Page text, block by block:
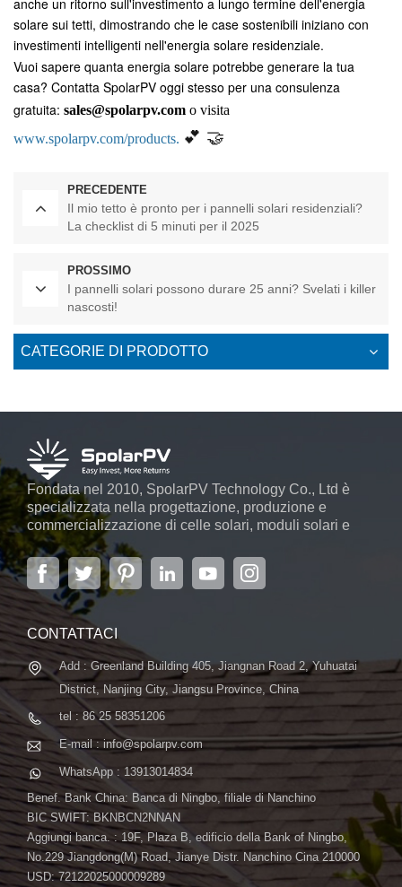
anche un ritorno sull'investimento a lungo termine dell'energia
solare sui tetti, dimostrando che le case sostenibili iniziano con
investimenti intelligenti nell'energia solare residenziale.
Vuoi sapere quanta energia solare potrebbe generare la tua
casa? Contatta SpolarPV oggi stesso per una consulenza
gratuita: sales@spolarpv.com o visita
www.spolarpv.com/products. 💕 🤝
PRECEDENTE
Il mio tetto è pronto per i pannelli solari residenziali?
La checklist di 5 minuti per il 2025
PROSSIMO
I pannelli solari possono durare 25 anni? Svelati i killer
nascosti!
CATEGORIE DI PRODOTTO
Fondata nel 2010, SpolarPV Technology Co., Ltd è
specializzata nella progettazione, produzione e
commercializzazione di celle solari, moduli solari e
sistemi di energia solare. L'azienda, situata nella
capitale della provincia di Jiangsu, Nanchino, che
copre 6.000 m2, vanta sistemi automatici avanzati ...
CONTATTACI
Add : Greenland Building 405, Jiangnan Road 2, Yuhuatai
District, Nanjing City, Jiangsu Province, China
tel : 86 25 58351206
E-mail : info@spolarpv.com
WhatsApp : 13913014834
Benef. Bank China: Banca di Ningbo, filiale di Nanchino
BIC SWIFT: BKNBCN2NNAN
Aggiungi banca. : 19F, Plaza B, edificio della Bank of Ningbo,
No.229 Jiangdong(M) Road, Jianye Distr. Nanchino Cina 210000
USD: 72122025000009289